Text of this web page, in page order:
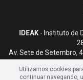
IDEAK- Instituto de
Av. Sete de Setembro,
Utilizamos cookies
continuar navegando,